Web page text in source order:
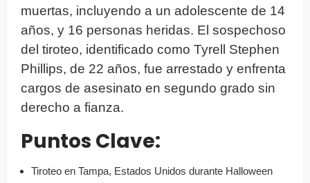
muertas, incluyendo a un adolescente de 14
años, y 16 personas heridas. El sospechoso
del tiroteo, identificado como Tyrell Stephen
Phillips, de 22 años, fue arrestado y enfrenta
cargos de asesinato en segundo grado sin
derecho a fianza.
Puntos Clave:
Tiroteo en Tampa, Estados Unidos durante Halloween